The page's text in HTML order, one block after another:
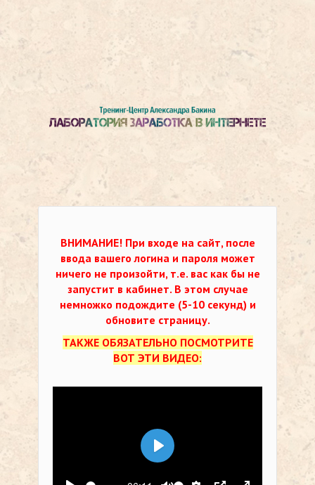
ВНИМАНИЕ! При входе на сайт, после
ввода вашего логина и пароля может
ничего не произойти, т.е. вас как бы не
запустит в кабинет. В этом случае
немножко подождите (5-10 секунд) и
обновите страницу.
ТАКЖЕ ОБЯЗАТЕЛЬНО ПОСМОТРИТЕ
ВОТ ЭТИ ВИДЕО:
Воспроизвести